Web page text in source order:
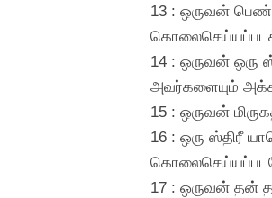
13 : ஒருவன்
14 : ஒருவன் ஒரு
அவர்களையும்
15 : ஒருவன்
16 : ஒரு ஸ்திரீ
17 : ஒருவன் தன்